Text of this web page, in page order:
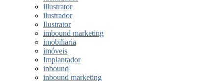
illustrator
ilustrador
Ilustrator
imbound marketing
imobiliaria
imóveis
Implantador
inbound
inbound marketing